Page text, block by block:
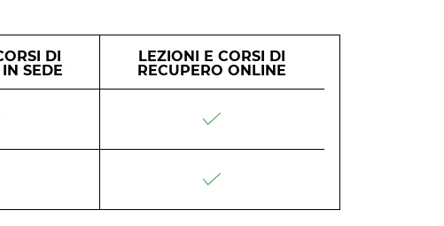
DI
SEDE
LEZIONI E CORSI DI
RECUPERO ONLINE